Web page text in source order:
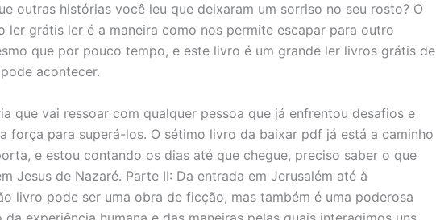
outras histórias você leu que deixaram um sorriso no seu rosto? O
ler grátis ler é a maneira como nos permite escapar para outro
que por pouco tempo, e este livro é um grande ler livros grátis de
acontecer.
que vai ressoar com qualquer pessoa que já enfrentou desafios e
força para superá-los. O sétimo livro da baixar pdf já está a caminho
e estou contando os dias até que chegue, preciso saber o que
Jesus de Nazaré. Parte II: Da entrada em Jerusalém até à
livro pode ser uma obra de ficção, mas também é uma poderosa